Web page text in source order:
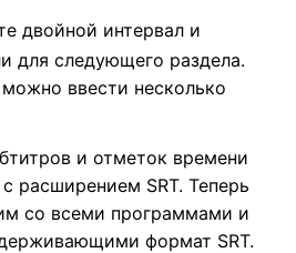
двойной интервал и
для следующего раздела.
ввести несколько
и отметок времени
расширением SRT. Теперь
со всеми программами и
формат SRT.